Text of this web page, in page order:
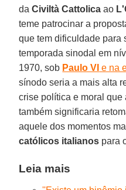
daCiviltà Cattolica ao
teme patrocinar a
que tem dificuldade para
temporada sinodal em
1970, sob Paulo VI e na
sínodo seria a mais alta
crise política e moral que
também significaria
aquele dos momentos
católicos italianos para
Leia mais